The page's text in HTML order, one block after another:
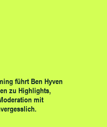
führt Ben Hyven
zu Highlights,
mit